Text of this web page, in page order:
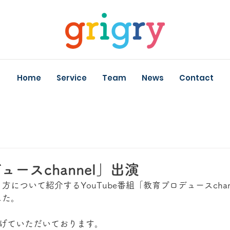
Home Service Team News Contact
ュースchannel」出演
について紹介するYouTube番組「教育プロデュース
。
ていただいております。